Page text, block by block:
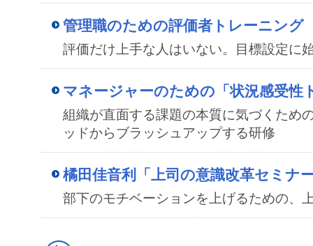
管理職のための評価者トレーニング
評価だけ上手な人はいない。目標設定に
マネージャーのための「状況感受性
組織が直面する課題の本質に気づくため
ッドからブラッシュアップする研修
橘田佳音利「上司の意識改革セミナ
部下のモチベーションを上げるための、